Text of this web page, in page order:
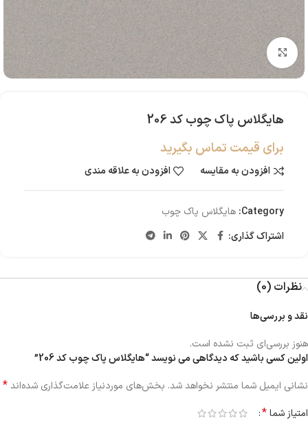
بزرگنمایی تصویر
هایگلاس پاک چوب کد 206
برای قیمت تماس بگیرید
افزودن به مقایسه افزودن به علاقه مندی
Category: هایگلاس پاک چوب
اشتراک گذاری:
نظرات (0)
نقد و بررسی‌ها
هنوز بررسی‌ای ثبت نشده است.
اولین کسی باشید که دیدگاهی می نویسد “هایگلاس پاک چوب کد 206”
نشانی ایمیل شما منتشر نخواهد شد. بخش‌های موردنیاز علامت‌گذاری شده‌اند*
امتیاز شما*